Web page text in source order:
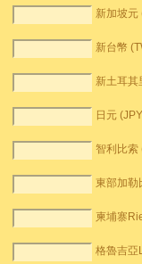
新加坡元
新台幣
新土耳其
日元
智利比索
東部加勒
柬埔寨
格魯吉亞